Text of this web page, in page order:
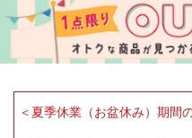
＜夏季休業（お盆休み）期間